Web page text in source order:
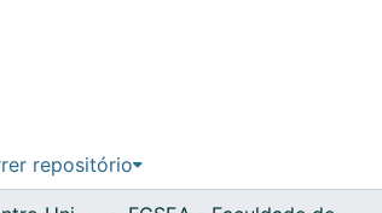
repositório